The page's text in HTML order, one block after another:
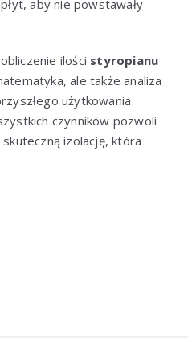
aby nie powstawały
ilości styropianu
ale także analiza
użytkowania
czynników pozwoli
skuteczną izolację, która